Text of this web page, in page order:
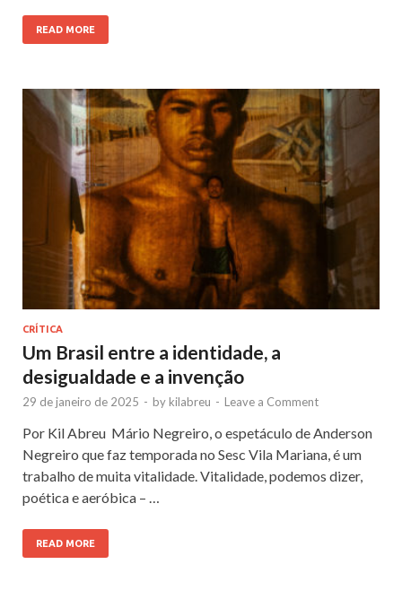
READ MORE
CRÍTICA
Um Brasil entre a identidade, a
desigualdade e a invenção
29 de janeiro de 2025 - by kilabreu - Leave a Comment
Por Kil Abreu Mário Negreiro, o espetáculo de Anderson
Negreiro que faz temporada no Sesc Vila Mariana, é um
trabalho de muita vitalidade. Vitalidade, podemos dizer,
poética e aeróbica – …
READ MORE